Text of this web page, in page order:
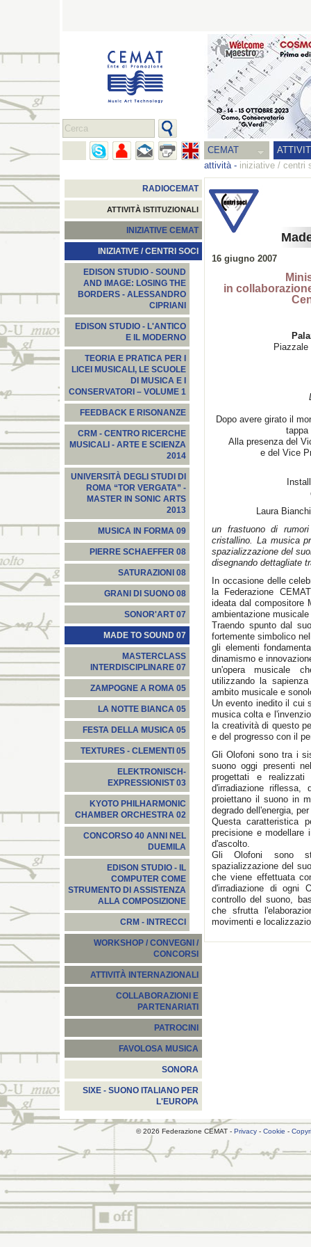
CEMAT
attività- iniziative / centri
RADIOCEMAT
ATTIVITÀ ISTITUZIONALI
INIZIATIVE CEMAT
INIZIATIVE / CENTRI SOCI
EDISON STUDIO - SOUND
AND IMAGE: LOSING THE
BORDERS - ALESSANDRO
CIPRIANI
EDISON STUDIO - L'ANTICO
E IL MODERNO
TEORIA E PRATICA PER I
LICEI MUSICALI, LE SCUOLE
DI MUSICA E I
CONSERVATORI – VOLUME 1
FEEDBACK E RISONANZE
CRM - CENTRO RICERCHE
MUSICALI - ARTE E SCIENZA
2014
UNIVERSITÀ DEGLI STUDI DI
ROMA “TOR VERGATA” -
MASTER IN SONIC ARTS
2013
MUSICA IN FORMA 09
PIERRE SCHAEFFER 08
SATURAZIONI 08
GRANI DI SUONO 08
SONOR'ART 07
MADE TO SOUND 07
MASTERCLASS
INTERDISCIPLINARE 07
ZAMPOGNE A ROMA 05
LA NOTTE BIANCA 05
FESTA DELLA MUSICA 05
TEXTURES - CLEMENTI 05
ELEKTRONISCH-
EXPRESSIONIST 03
KYOTO PHILHARMONIC
CHAMBER ORCHESTRA 02
CONCORSO 40 ANNI NEL
DUEMILA
EDISON STUDIO - IL
COMPUTER COME
STRUMENTO DI ASSISTENZA
ALLA COMPOSIZIONE
CRM - INTRECCI
WORKSHOP / CONVEGNI /
CONCORSI
ATTIVITÀ INTERNAZIONALI
COLLABORAZIONI E
PARTENARIATI
PATROCINI
FAVOLOSA MUSICA
SONORA
SIXE - SUONO ITALIANO PER
L'EUROPA
16 giugno 2007
in
Piazzale
Dopo avere girato il
tappa
Alla presenza del
e del Vice
Laura
un frastuono di
cristallino. La musica
spazializzazione del
disegnando dettagliate
In occasione delle
la Federazione
ideata dal compositore
ambientazione
Traendo spunto dal
fortemente simbolico
gli elementi
dinamismo e
un'opera musicale
utilizzando la
ambito musicale e
Un evento inedito il cui
musica colta e
la creatività di questo
e del progresso con il
Gli Olofoni sono tra i
suono oggi presenti
progettati e
d'irradiazione riflessa,
proiettano il suono in
degrado dell'energia,
Questa caratteristica
precisione e modellare
d'ascolto.
Gli Olofoni sono
spazializzazione del
che viene effettuata
d'irradiazione di ogni
controllo del suono,
che sfrutta
movimenti e
© 2026 Federazione CEMAT - Privacy- Cookie -